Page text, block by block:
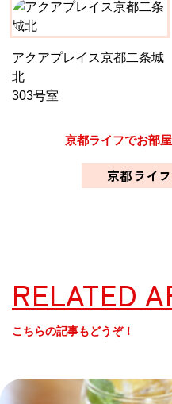
アクアプレイス京都二条城
北
303号室
京都ライフでお部
京都ライ
RELATED
こちらの記事もどうぞ！